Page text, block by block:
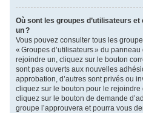
Où sont les groupes d’utilisateurs
un ?
Vous pouvez consulter tous les
« Groupes d’utilisateurs » du
rejoindre un, cliquez sur le bouton
sont pas ouverts aux nouvelles
approbation, d’autres sont privés ou
cliquez sur le bouton pour le rejoindre
cliquez sur le bouton de demande
groupe l’approuvera et pourra vous